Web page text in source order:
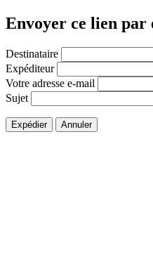
Envoyer ce lien par
Destinataire
Expéditeur
Votre adresse e-mail
Sujet
Expédier Annuler